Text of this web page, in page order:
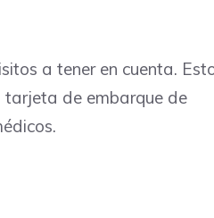
a tener en cuenta.
tarjeta de embarque de